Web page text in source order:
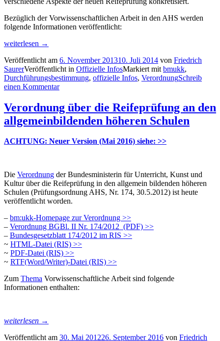
Bezüglich der Vorwissenschaftlichen Arbeit in den AHS werden
folgende Informationen veröffentlicht:
„Durchführungsbestimmungen
Reifeprüfung“
weiterlesen →
Veröffentlicht am 6. November 201310. Juli 2014 von Friedrich
SaurerVeröffentlicht in Offizielle InfosMarkiert mit bmukk,
Durchführungsbestimmung, offizielle Infos, VerordnungSchreib
einen Kommentar
Verordnung über die Reifeprüfung an den
allgemeinbildenden höheren Schulen
ACHTUNG: Neuer Version (Mai 2016) siehe: >>
Die Verordnung der Bundesministerin für Unterricht, Kunst und
Kultur über die Reifeprüfung in den allgemein bildenden höheren
Schulen (Prüfungsordnung AHS, Nr. 174, 30.5.2012) ist heute
veröffentlicht worden.
– bm:ukk-Homepage zur Verordnung >>
– Verordnung BGBl. II Nr. 174/2012 (PDF) >>
– Bundesgesetzblatt 174/2012 im RIS >>
~ HTML-Datei (RIS) >>
~ PDF-Datei (RIS) >>
~ RTF(Word/Writer)-Datei (RIS) >>
Zum Thema Vorwissenschaftliche Arbeit sind folgende
Informationen enthalten:
„Verordnung
die
weiterlesen →
Veröffentlicht am 30. Mai 201226. September 2016 von Friedrich